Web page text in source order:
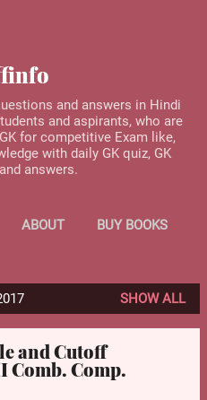
and answers in Hindi
and aspirants, who are
for competitive Exam like,
with daily GK quiz, GK
answers.
ABOUT BUY BOOKS
SHOW ALL
and Cutoff
Comb. Comp.